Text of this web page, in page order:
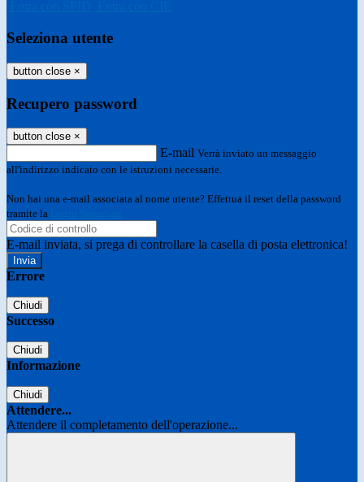
Seleziona utente
button close ×
Recupero password
button close ×
E-mail Verrà inviato un messaggio
all'indirizzo indicato con le istruzioni necessarie.
Non hai una e-mail associata al nome utente? Effettua il reset della password
tramite la
E-mail inviata, si prega di controllare la casella di posta elettronica!
Errore
Chiudi
Successo
Chiudi
Informazione
Chiudi
Attendere...
Attendere il completamento dell'operazione...